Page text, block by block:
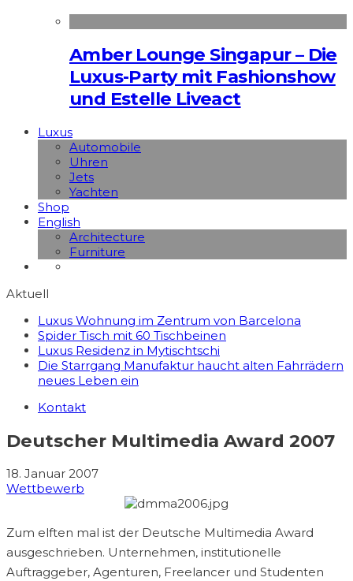
Amber Lounge Singapur – Die
Luxus-Party mit Fashionshow
und Estelle Liveact
Luxus
Automobile
Uhren
Jets
Yachten
Shop
English
Architecture
Furniture
Aktuell
Luxus Wohnung im Zentrum von Barcelona
Spider Tisch mit 60 Tischbeinen
Luxus Residenz in Mytischtschi
Die Starrgang Manufaktur haucht alten Fahrrädern
neues Leben ein
Kontakt
Deutscher Multimedia Award 2007
18. Januar 2007
Wettbewerb
Zum elften mal ist der Deutsche Multimedia Award
ausgeschrieben. Unternehmen, institutionelle
Auftraggeber, Agenturen, Freelancer und Studenten